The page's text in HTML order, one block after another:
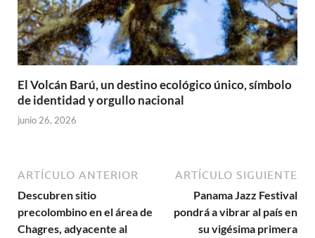
El Volcán Barú, un destino ecológico único, símbolo
de identidad y orgullo nacional
junio 26, 2026
ARTÍCULO ANTERIOR
Descubren sitio
precolombino en el área de
Chagres, adyacente al
ARTÍCULO SIGUIENTE
Panama Jazz Festival
pondrá a vibrar al país en
su vigésima primera